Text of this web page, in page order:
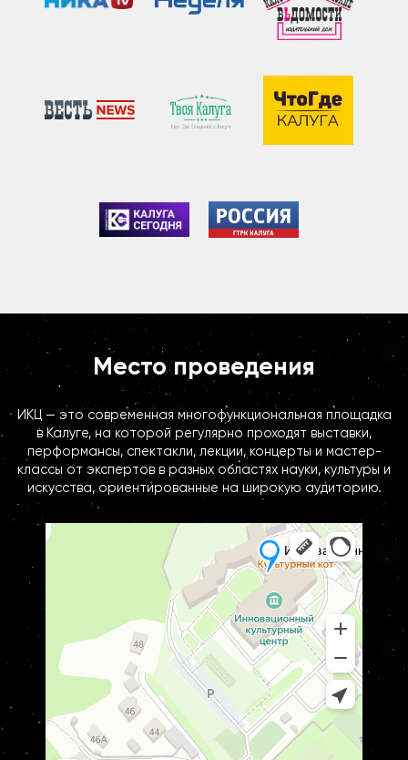
Место проведения
ИКЦ — это современная многофункциональная площадка
в Калуге, на которой регулярно проходят выставки,
перформансы, спектакли, лекции, концерты и мастер-
классы от экспертов в разных областях науки, культуры и
искусства, ориентированные на широкую аудиторию.